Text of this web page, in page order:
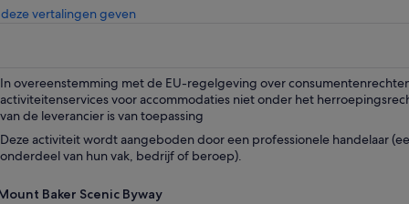
vertalingen gevenOpent
In overeenstemming met de EU-regelgeving over
activiteitenservices voor accommodaties niet onder het
van de leverancier is van toepassing
Deze activiteit wordt aangeboden door een professionele handelaar
onderdeel van hun vak, bedrijf of beroep).
Baker Scenic Byway